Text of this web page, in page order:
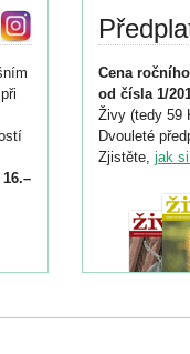
Cena
od čísla 1/
Živy (tedy 59
Dvouleté
Zjistěte, jak